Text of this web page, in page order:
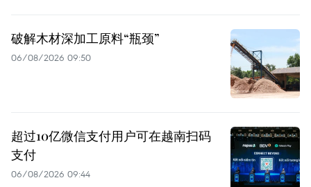
破解木材深加工原料“瓶颈”
06/08/2026 09:50
超过10亿微信支付用户可在越南扫码
支付
06/08/2026 09:44